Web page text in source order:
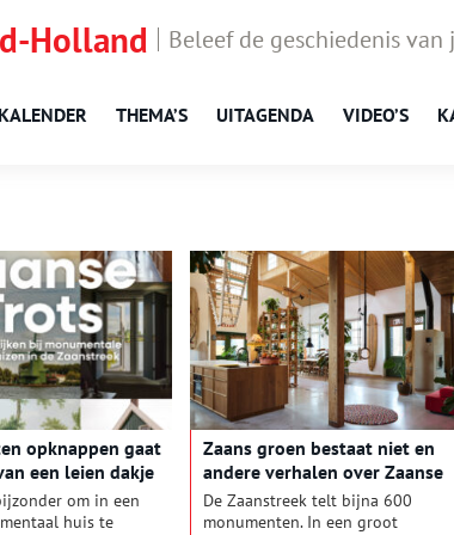
Holland Beleef de geschiedenis
KALENDER THEMA’S UITAGENDA VIDEO’S
opknappen gaat
een leien dakje
om in een
huis te
Zaans groen bestaat niet en
andere verhalen over Zaanse
monumenten
De Zaanstreek telt bijna 600
monumenten. In een groot